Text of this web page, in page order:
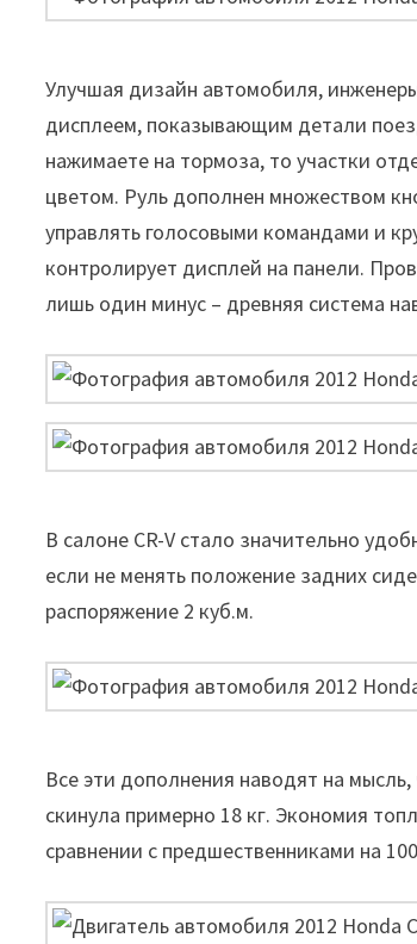
Улучшая дизайн автомобиля,
дисплеем, показывающим детали
нажимаете на тормоза, то участки
цветом. Руль дополнен множеством
управлять голосовыми командами и
контролирует дисплей на панели.
лишь один минус – древняя система
В салоне CR-V стало значительно
если не менять положение задних
распоряжение 2 куб.м.
Все эти дополнения наводят на
скинула примерно 18 кг. Экономия
сравнении с предшественниками на